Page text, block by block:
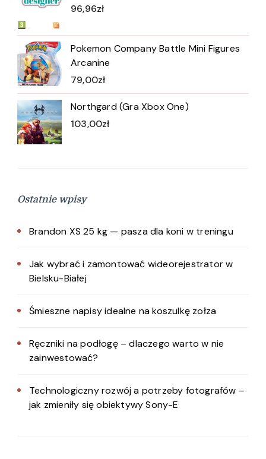
96,96zł
Pokemon Company Battle Mini Figures
Arcanine
79,00zł
Northgard (Gra Xbox One)
103,00zł
Ostatnie wpisy
Brandon XS 25 kg — pasza dla koni w treningu
Jak wybrać i zamontować wideorejestrator w
Bielsku-Białej
Śmieszne napisy idealne na koszulkę zołza
Ręczniki na podłogę – dlaczego warto w nie
zainwestować?
Technologiczny rozwój a potrzeby fotografów –
jak zmieniły się obiektywy Sony-E